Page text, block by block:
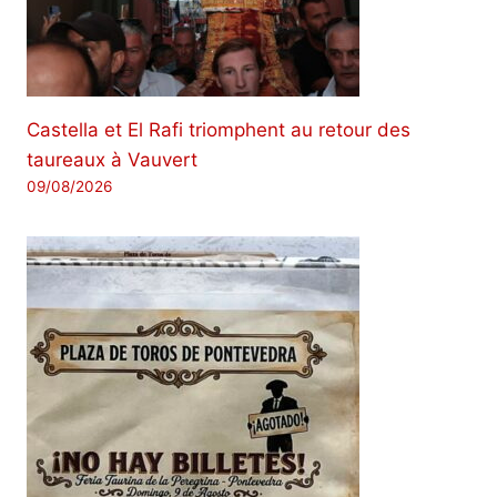
Castella et El Rafi triomphent au retour des
taureaux à Vauvert
09/08/2026